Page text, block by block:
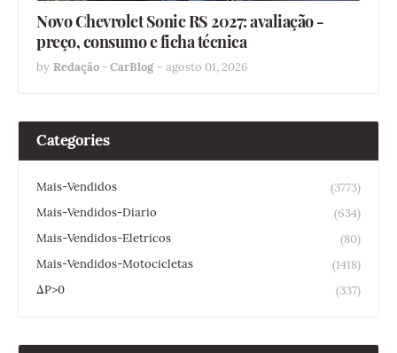
Novo Chevrolet Sonic RS 2027: avaliação -
preço, consumo e ficha técnica
by Redação - CarBlog - agosto 01, 2026
Categories
Mais-Vendidos
(3773)
Mais-Vendidos-Diario
(634)
Mais-Vendidos-Eletricos
(80)
Mais-Vendidos-Motocicletas
(1418)
ΔP>0
(337)